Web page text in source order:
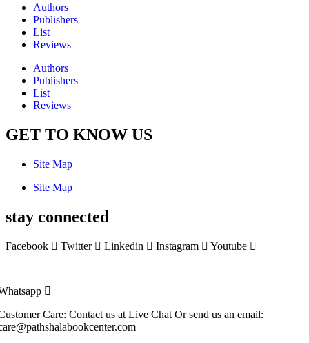
Authors
Publishers
List
Reviews
Authors
Publishers
List
Reviews
GET TO KNOW US
Site Map
Site Map
stay connected
Facebook Twitter Linkedin Instagram Youtube
Care: Contact us at Live Chat Or send us an email: